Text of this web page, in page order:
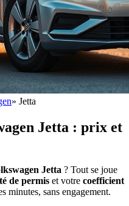
» Jetta
Jetta : prix et
Jetta ? Tout se joue
de permis et votre coefficient
minutes, sans engagement.